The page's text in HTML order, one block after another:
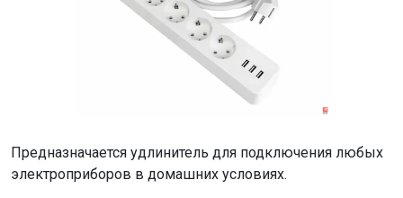
Предназначается удлинитель для подключения любых
электроприборов в домашних условиях.